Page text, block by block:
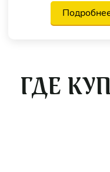
ГДЕ